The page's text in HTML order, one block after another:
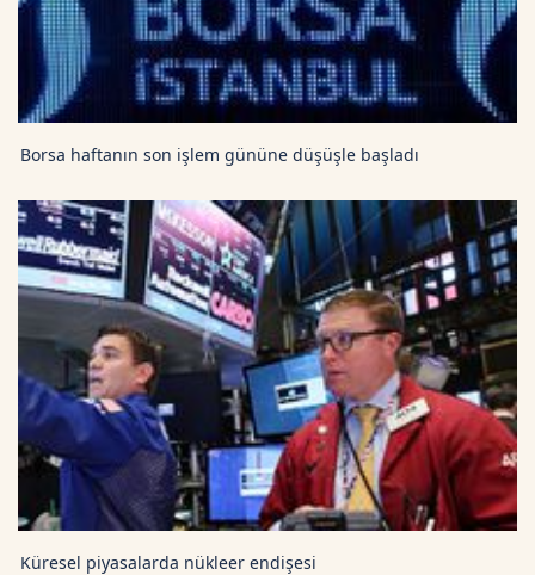
Borsa haftanın son işlem gününe düşüşle başladı
Küresel piyasalarda nükleer endişesi